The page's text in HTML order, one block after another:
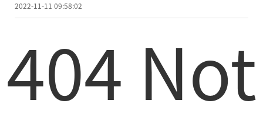
2022-11-11 09:58:02
404 Not